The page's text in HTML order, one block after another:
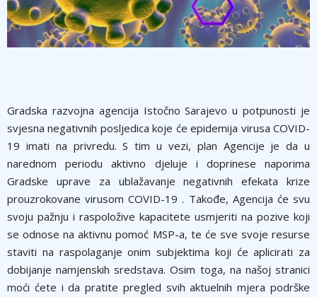
Gradska razvojna agencija Istočno Sarajevo u potpunosti je
svjesna negativnih posljedica koje će epidemija virusa COVID-
19 imati na privredu. S tim u vezi, plan Agencije je da u
narednom periodu aktivno djeluje i doprinese naporima
Gradske uprave za ublažavanje negativnih efekata krize
prouzrokovane virusom COVID-19 . Takođe, Agencija će svu
svoju pažnju i raspoložive kapacitete usmjeriti na pozive koji
se odnose na aktivnu pomoć MSP-a, te će sve svoje resurse
staviti na raspolaganje onim subjektima koji će aplicirati za
dobijanje namjenskih sredstava. Osim toga, na našoj stranici
moći ćete i da pratite pregled svih aktuelnih mjera podrške